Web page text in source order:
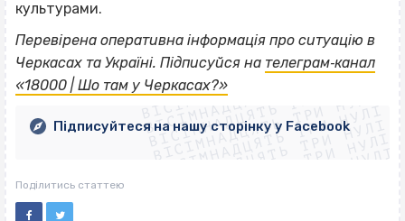
культурами.
Перевірена оперативна інформація про ситуацію в
Черкасах та Україні. Підписуйся на телеграм‐канал
«18000 | Шо там у Черкасах?»ВІСІМНАДЦЯТЬ ТРИ НУЛІ
ВІСІМНАДЦЯТЬ ТРИ НУЛІ
ВІСІМНАДЦЯТЬ ТРИ НУЛІ
ВІСІМНАДЦЯТЬ ТРИ НУЛІ
ВІСІМНАДЦЯТЬ ТРИ НУЛІ
ВІСІМНАДЦЯТЬ ТРИ НУЛІ
ВІСІМНАДЦЯТЬ ТРИ НУЛІ
ВІСІМНАДЦЯТЬ ТРИ НУЛІ
Підписуйтеся на нашу сторінку у Facebook
Поділитись статтею